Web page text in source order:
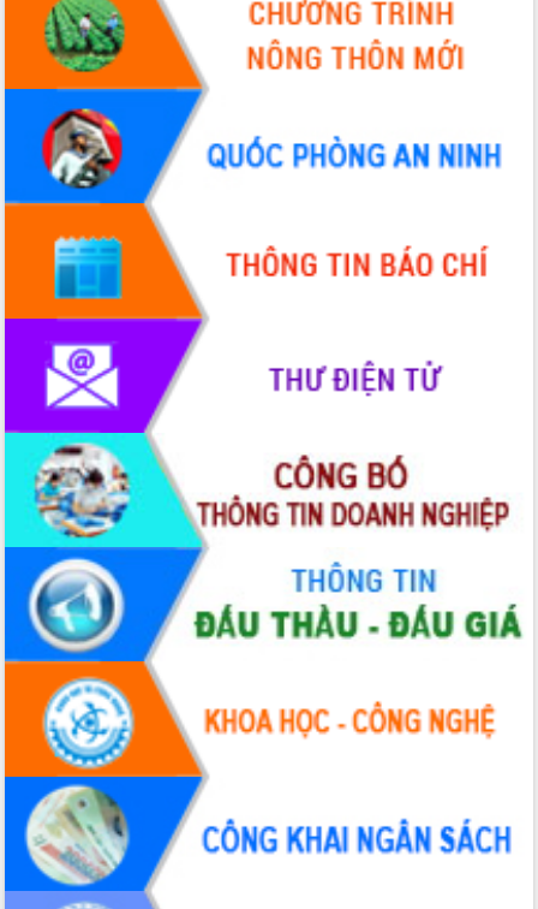
Đắk Lắk rà soát, điều chỉnh Đề án 190
về phát triển nuôi trồng thủy sản
Phó Chủ tịch UBND tỉnh Đắk Lắk
Trương Công Thái kiểm tra thực địa
Dự án cao tốc Khánh Hòa - Buôn Ma
Thuột
Định vị cà phê Việt Nam như một “di
sản sống” trong dòng chảy toàn cầu
Xây dựng nông thôn mới: Nâng cao đời
sống người dân từ những mô hình thiết
Quyết liệt tháo gỡ vướng mắc, đẩy
nhanh tiến độ các dự án trọng điểm
trong Khu kinh tế Nam Phú Yên
Hòn Yến phát triển du lịch gắn với bảo
tồn biển
Lấy ý kiến điều chỉnh Quy hoạch tỉnh
Đắk Lắk thời kỳ 2021-2030, tầm nhìn
đến năm 2050
Phát động chiến dịch 30 ngày đêm
giải phóng mặt bằng Tuyến đường bộ
ven biển
Đắk Lắk nỗ lực thúc đẩy tăng trưởng
kinh tế từ 10% trở lên trong Quý
II/2026
Đắk Lắk ký kết thỏa thuận hợp tác về
chuyển đổi số giai đoạn 2026 – 2030
với Tập đoàn Bưu chính Viễn thông
Việt Nam
Thứ trưởng Bộ Y tế làm việc với tỉnh
Đắk Lắk về phát triển nhân lực y tế
cho trạm y tế cấp xã
Du lịch Đắk Lắk nâng tầm trải nghiệm
du khách thông qua Hệ thống cơ sở dữ
liệu và Bản đồ số